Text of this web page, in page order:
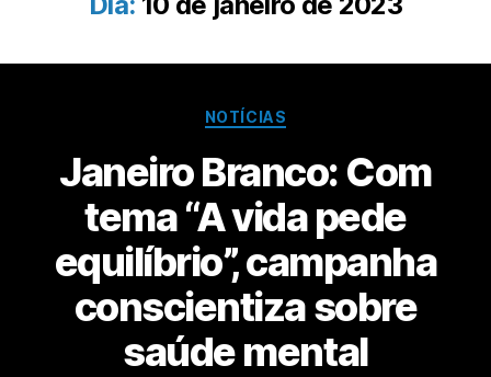
NOTÍCIAS
Janeiro Branco: Com
tema “A vida pede
equilíbrio”, campanha
conscientiza sobre
saúde mental